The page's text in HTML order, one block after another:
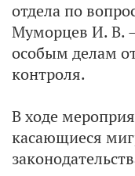
отдела по
Муморцев И. В.
особым делам
контроля.
В ходе
касающиеся